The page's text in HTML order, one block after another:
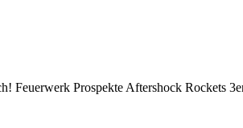
Feuerwerk Prospekte Aftershock Rockets